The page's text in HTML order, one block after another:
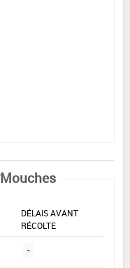
DÉLAIS AVANT
RÉCOLTE
-